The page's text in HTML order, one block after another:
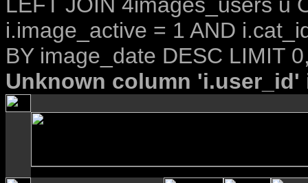
i.image_active = 1 AND
BY image_date DESC LIMIT
Unknown column